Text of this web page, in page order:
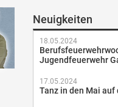
Neuigkeiten
18.05.2024
Jugendfeuerwehr
17.05.2024
Tanz in den Mai auf